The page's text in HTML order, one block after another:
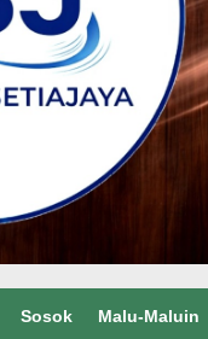
Sosok Malu-Maluin